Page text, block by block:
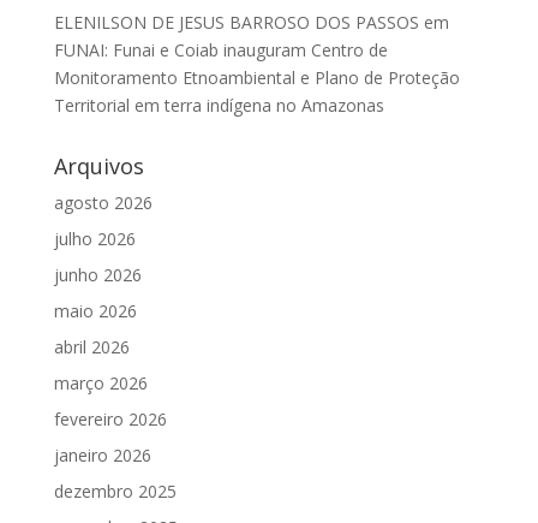
ELENILSON DE JESUS BARROSO DOS PASSOS em
FUNAI: Funai e Coiab inauguram Centro de
Monitoramento Etnoambiental e Plano de Proteção
Territorial em terra indígena no Amazonas
Arquivos
agosto 2026
julho 2026
junho 2026
maio 2026
abril 2026
março 2026
fevereiro 2026
janeiro 2026
dezembro 2025